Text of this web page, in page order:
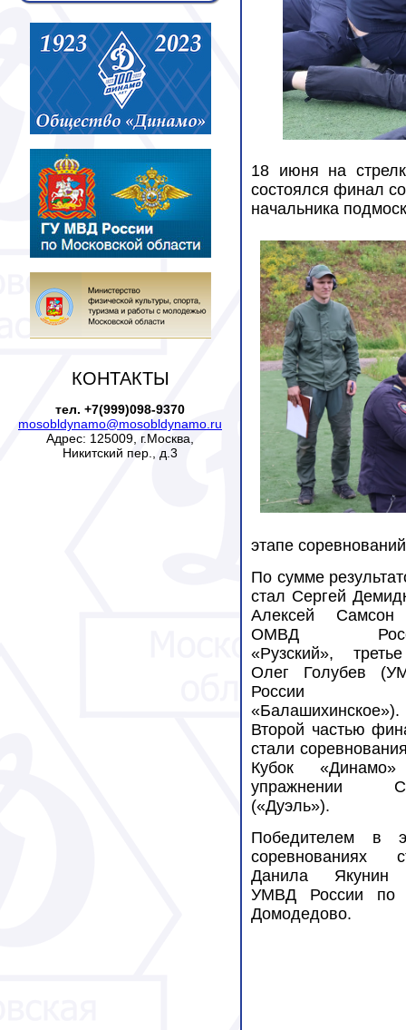
КОНТАКТЫ
тел. +7(999)098-9370
mosobldynamo@mosobldynamo.ru
Адрес: 125009, г.Москва,
Никитский пер., д.3
18 июня на
состоялся финал
начальника
этапе
По сумме
стал Сергей
Алексей
ОМВД
«Рузский»,
Олег Голубев
России
«Балашихинское»).
Второй частью
стали
Кубок
упражнении
(«Дуэль»).
Победителем в
соревнованиях
Данила Якунин
УМВД России по
Домодедово.